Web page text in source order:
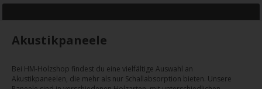
Akustikpaneele
Bei HM-Holzshop findest du eine vielfältige Auswahl an
Akustikpaneelen, die mehr als nur Schallabsorption bieten. Unsere